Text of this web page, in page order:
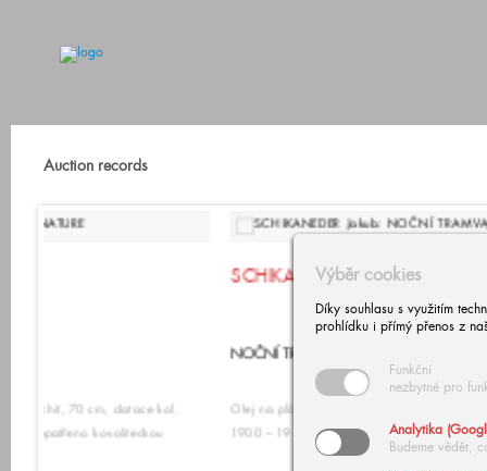
Výběr cookies
Díky souhlasu s využitím
prohlídku i přímý přenos z
Funkční
nezbytné pro
Analytika
Budeme vědět,
Auction records
70 cm, datace kol.
kovoliteckou
SCHIKANEDER Jakub
NOČNÍ TRAMVAJ
Olej na plátně, 100 x 130 cm, rámováno, datace
1900 – 1910, signováno vlevo dole J. Schikaneder.